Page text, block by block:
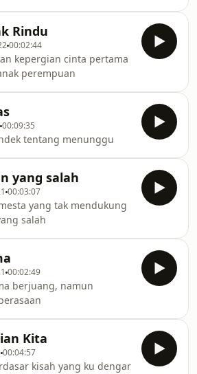
Rindu
00:02:44
kepergian cinta pertama
perempuan
00:09:35
tentang menunggu
yang salah
00:03:07
yang tak mendukung
salah
00:02:49
berjuang, namun
Kita
00:04:57
kisah yang ku dengar